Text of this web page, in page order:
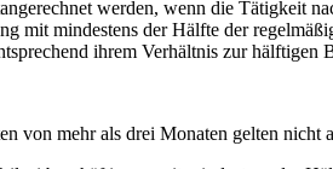
werden, wenn die Tätigkeit
mit mindestens der Hälfte der
ihrem Verhältnis zur hälftigen
von mehr als drei Monaten gelten nicht